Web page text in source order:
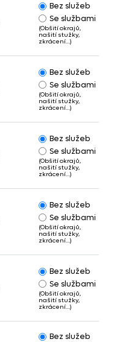
Bez služeb
Se službami
(Obšití okrajů,
našití stužky,
zkrácení…)
Bez služeb
Se službami
(Obšití okrajů,
našití stužky,
zkrácení…)
Bez služeb
Se službami
(Obšití okrajů,
našití stužky,
zkrácení…)
Bez služeb
Se službami
(Obšití okrajů,
našití stužky,
zkrácení…)
Bez služeb
Se službami
(Obšití okrajů,
našití stužky,
zkrácení…)
Bez služeb